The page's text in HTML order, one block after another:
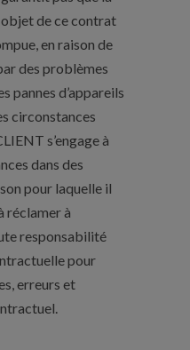
de ce contrat
en raison de
des problèmes
pannes d’appareils
circonstances
s’engage à
dans des
pour laquelle il
réclamer à
responsabilité
pour
erreurs et